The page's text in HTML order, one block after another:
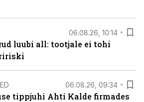
06.08.26, 10:14
luubi all: tootjale ei tohi
06.08.26, 09:34
tippjuhi Ahti Kalde firmades